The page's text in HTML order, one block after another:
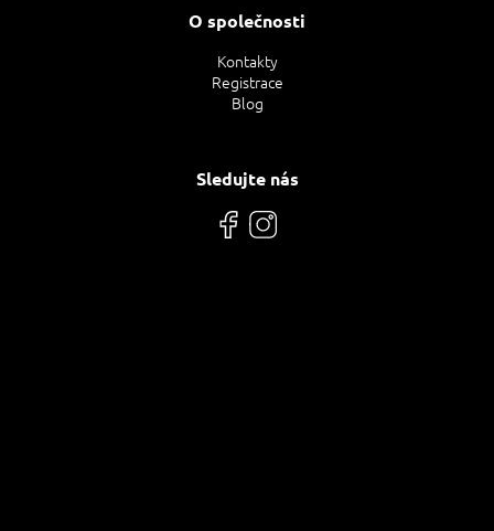
O společnosti
Kontakty
Registrace
Blog
Sledujte nás